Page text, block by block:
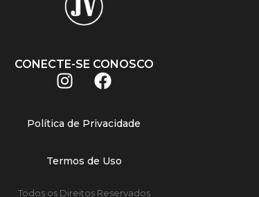
CONECTE-SE CONOSCO
Política de Privacidade
Termos de Uso
Todos os Direitos Reservados